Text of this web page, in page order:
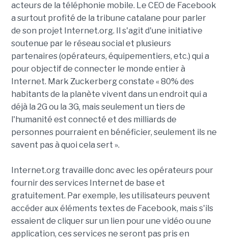
acteurs de la téléphonie mobile. Le CEO de Facebook
a surtout profité de la tribune catalane pour parler
de son projet Internet.org. Il s'agit d'une initiative
soutenue par le réseau social et plusieurs
partenaires (opérateurs, équipementiers, etc.) qui a
pour objectif de connecter le monde entier à
Internet. Mark Zuckerberg constate « 80% des
habitants de la planète vivent dans un endroit qui a
déjà la 2G ou la 3G, mais seulement un tiers de
l'humanité est connecté et des milliards de
personnes pourraient en bénéficier, seulement ils ne
savent pas à quoi cela sert ».
Internet.org travaille donc avec les opérateurs pour
fournir des services Internet de base et
gratuitement. Par exemple, les utilisateurs peuvent
accéder aux éléments textes de Facebook, mais s'ils
essaient de cliquer sur un lien pour une vidéo ou une
application, ces services ne seront pas pris en